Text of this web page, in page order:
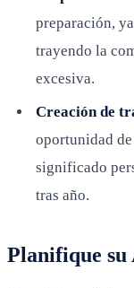
preparación,
trayendo la
excesiva.
Creación de
oportunidad
significado
tras año.
Planifique su